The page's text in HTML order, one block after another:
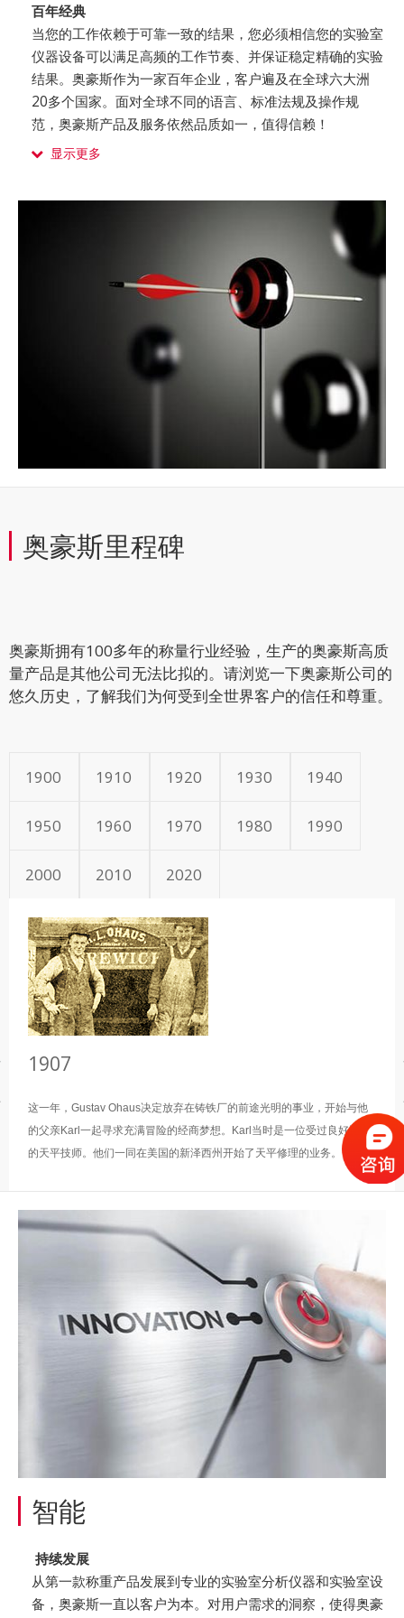
百年经典
当您的工作依赖于可靠一致的结果，您必须相信您的实验室
仪器设备可以满足高频的工作节奏、并保证稳定精确的实验
结果。奥豪斯作为一家百年企业，客户遍及在全球六大洲
20多个国家。面对全球不同的语言、标准法规及操作规
范，奥豪斯产品及服务依然品质如一，值得信赖！
显示更多
奥豪斯里程碑
奥豪斯拥有100多年的称量行业经验，生产的奥豪斯高质
量产品是其他公司无法比拟的。请浏览一下奥豪斯公司的
悠久历史，了解我们为何受到全世界客户的信任和尊重。
1900 1910 1920 1930 1940
1950 1960 1970 1980 1990
2000 2010 2020
1907
这一年，Gustav Ohaus决定放弃在铸铁厂的前途光明的事业，开始与他
的父亲Karl一起寻求充满冒险的经商梦想。Karl当时是一位受过良好训练
的天平技师。他们一同在美国的新泽西州开始了天平修理的业务。
智能
持续发展
从第一款称重产品发展到专业的实验室分析仪器和实验室设
备，奥豪斯一直以客户为本。对用户需求的洞察，使得奥豪